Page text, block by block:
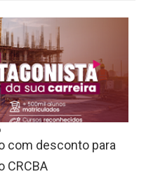
com desconto para
CRCBA